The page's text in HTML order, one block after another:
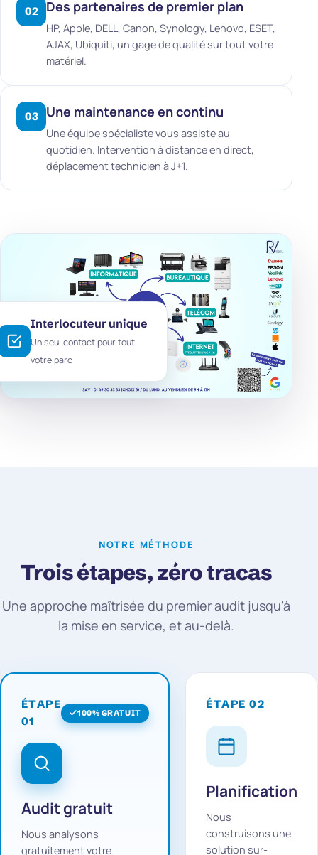
02 Des partenaires de premier plan
HP, Apple, DELL, Canon, Synology, Lenovo, ESET,
AJAX, Ubiquiti, un gage de qualité sur tout votre
matériel.
03 Une maintenance en continu
Une équipe spécialiste vous assiste au
quotidien. Intervention à distance en direct,
déplacement technicien à J+1.
Interlocuteur unique
Un seul contact pour tout
votre parc
NOTRE MÉTHODE
Trois étapes, zéro tracas
Une approche maîtrisée du premier audit jusqu'à
la mise en service, et au-delà.
ÉTAPE
01
100% GRATUIT
Audit gratuit
Nous analysons
gratuitement votre
ÉTAPE 02
Planification
Nous
construisons une
solution sur-